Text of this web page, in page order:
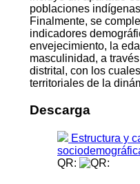
poblaciones
Finalmente, se
indicadores
envejecimiento, la
masculinidad, a
distrital, con los
territoriales de la
Descarga
Estructura y
QR: